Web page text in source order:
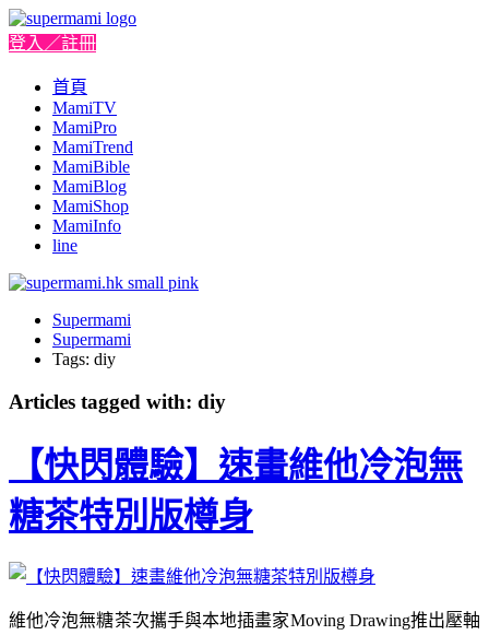
登入／註冊
首頁
MamiTV
MamiPro
MamiTrend
MamiBible
MamiBlog
MamiShop
MamiInfo
line
Supermami
Supermami
Tags: diy
Articles tagged with: diy
【快閃體驗】速畫維他冷泡無
糖茶特別版樽身
維他冷泡無糖茶次攜手與本地插畫家Moving Drawing推出壓軸